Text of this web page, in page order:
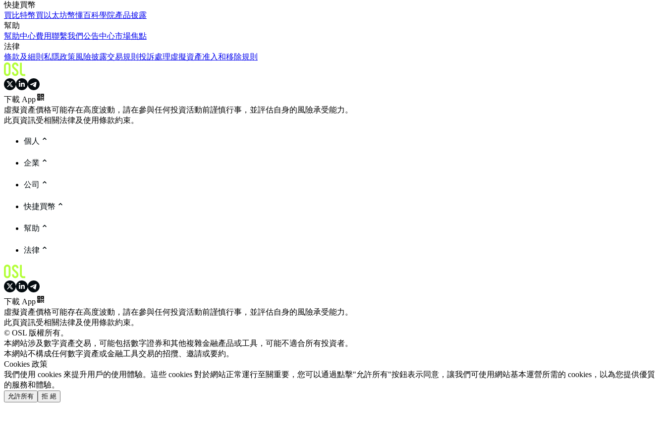
快捷買幣
買比特幣買以太坊幣懂百科學院產品披露
幫助
幫助中心費用聯繫我們公告中心市場焦點
法律
條款及細則 私隱政策風險披露交易規則 投訴處理虛擬資產准入和移除規則
下載 App
虛擬資產價格可能存在高度波動，請在參與任何投資活動前謹慎行事，並評估自身的風險承受能力。
此頁資訊受相關法律及使用條款約束。
個人
企業
公司
快捷買幣
幫助
法律
下載 App
虛擬資產價格可能存在高度波動，請在參與任何投資活動前謹慎行事，並評估自身的風險承受能力。
此頁資訊受相關法律及使用條款約束。
© OSL 版權所有。
本網站涉及數字資產交易，可能包括數字證券和其他複雜金融產品或工具，可能不適合所有投資者。
本網站不構成任何數字資產或金融工具交易的招攬、邀請或要約。
Cookies 政策
我們使用 cookies 來提升用戶的使用體驗。這些 cookies 對於網站正常運行至關重要，您可以通過點擊"允許所有"按鈕表示同意，讓我們可使用網站基本運營所需的 cookies，以為您提供優質
的服務和體驗。
允許所有 拒 絕